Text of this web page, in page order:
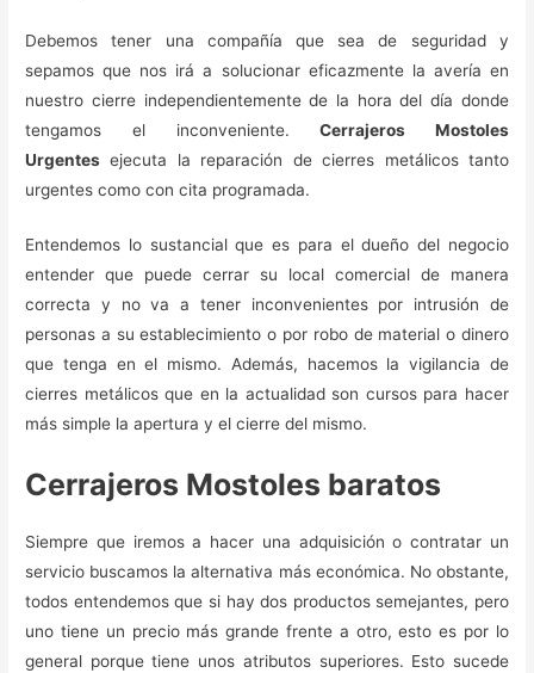
Debemos tener una compañía que sea de seguridad y
sepamos que nos irá a solucionar eficazmente la avería en
nuestro cierre independientemente de la hora del día donde
tengamos el inconveniente.Cerrajeros Mostoles
Urgentes ejecuta la reparación de cierres metálicos tanto
urgentes como con cita programada.
Entendemos lo sustancial que es para el dueño del negocio
entender que puede cerrar su local comercial de manera
correcta y no va a tener inconvenientes por intrusión de
personas a su establecimiento o por robo de material o dinero
que tenga en el mismo. Además, hacemos la vigilancia de
cierres metálicos que en la actualidad son cursos para hacer
más simple la apertura y el cierre del mismo.
Cerrajeros Mostoles baratos
Siempre que iremos a hacer una adquisición o contratar un
servicio buscamos la alternativa más económica. No obstante,
todos entendemos que si hay dos productos semejantes, pero
uno tiene un precio más grande frente a otro, esto es por lo
general porque tiene unos atributos superiores. Esto sucede